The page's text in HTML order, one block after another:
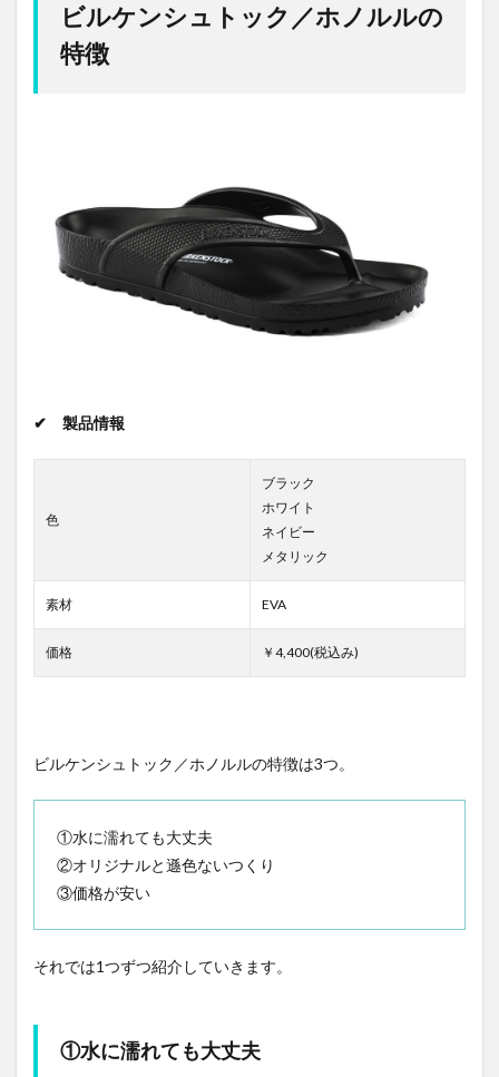
ビルケンシュトック／ホノルルの
特徴
✔ 製品情報
色
ブラック
ホワイト
ネイビー
メタリック
素材 EVA
価格 ￥4,400(税込み)
ビルケンシュトック／ホノルルの特徴は3つ。
①水に濡れても大丈夫
②オリジナルと遜色ないつくり
③価格が安い
それでは1つずつ紹介していきます。
①水に濡れても大丈夫